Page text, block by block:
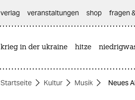
themen
verlag
veranstaltungen shop fragen
krieg in der ukraine hitze
Startseite Kultur Musik Neues